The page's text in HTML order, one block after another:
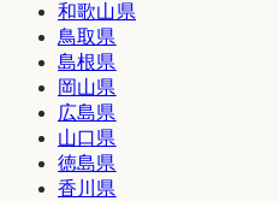
和歌山県
鳥取県
島根県
岡山県
広島県
山口県
徳島県
香川県